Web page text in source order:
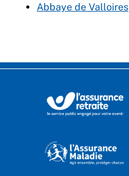
Abbaye de Valloires